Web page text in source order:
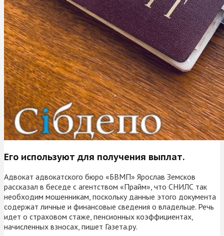
Его используют для получения выплат.
Адвокат адвокатского бюро «БВМП» Ярослав Земсков
рассказал в беседе с агентством «Прайм», что СНИЛС так
необходим мошенникам, поскольку данные этого документа
содержат личные и финансовые сведения о владельце. Речь
идет о страховом стаже, пенсионных коэффициентах,
начисленных взносах, пишет Газета.ру.